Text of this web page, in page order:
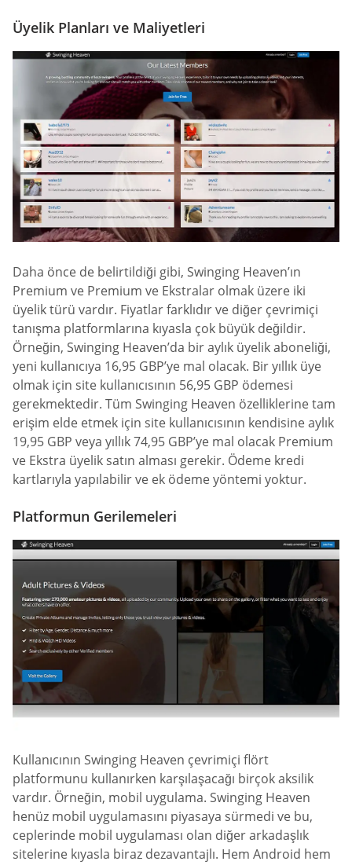
Üyelik Planları ve Maliyetleri
Daha önce de belirtildiği gibi, Swinging Heaven’ın
Premium ve Premium ve Ekstralar olmak üzere iki
üyelik türü vardır. Fiyatlar farklıdır ve diğer çevrimiçi
tanışma platformlarına kıyasla çok büyük değildir.
Örneğin, Swinging Heaven’da bir aylık üyelik aboneliği,
yeni kullanıcıya 16,95 GBP’ye mal olacak. Bir yıllık üye
olmak için site kullanıcısının 56,95 GBP ödemesi
gerekmektedir. Tüm Swinging Heaven özelliklerine tam
erişim elde etmek için site kullanıcısının kendisine aylık
19,95 GBP veya yıllık 74,95 GBP’ye mal olacak Premium
ve Ekstra üyelik satın alması gerekir. Ödeme kredi
kartlarıyla yapılabilir ve ek ödeme yöntemi yoktur.
Platformun Gerilemeleri
Kullanıcının Swinging Heaven çevrimiçi flört
platformunu kullanırken karşılaşacağı birçok aksilik
vardır. Örneğin, mobil uygulama. Swinging Heaven
henüz mobil uygulamasını piyasaya sürmedi ve bu,
ceplerinde mobil uygulaması olan diğer arkadaşlık
sitelerine kıyasla biraz dezavantajlı. Hem Android hem